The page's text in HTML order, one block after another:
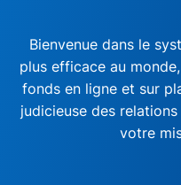
Bienvenue dans le
plus efficace au
fonds en ligne et sur
judicieuse des
votre